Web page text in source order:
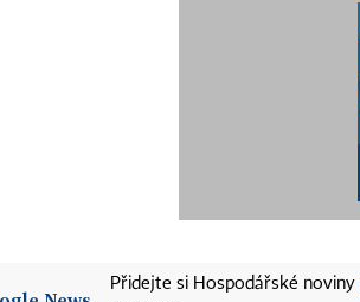
Přidejte si Hospodářské noviny